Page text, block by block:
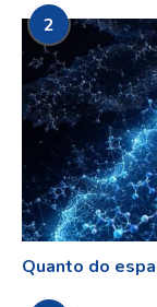
2
Quanto do